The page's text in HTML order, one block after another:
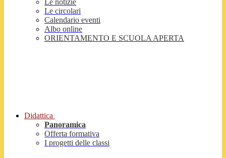
Le notizie
Le circolari
Calendario eventi
Albo online
ORIENTAMENTO E SCUOLA APERTA
Didattica
Panoramica
Offerta formativa
I progetti delle classi